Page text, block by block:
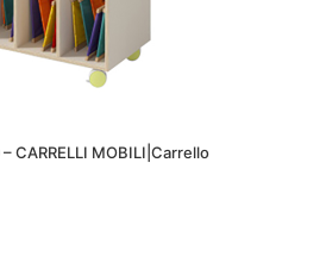
CARRELLI MOBILI|Carrello